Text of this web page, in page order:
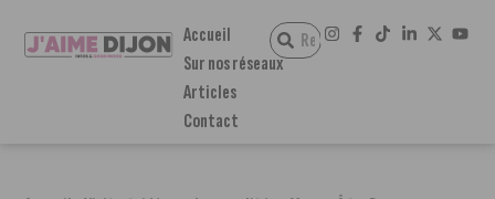
Accueil
Sur nos réseaux
Articles
Contact